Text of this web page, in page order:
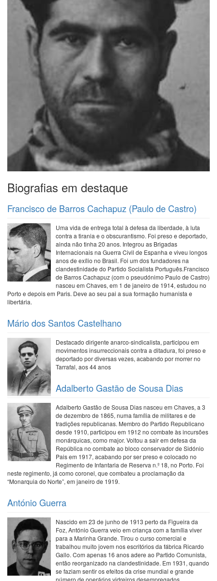
Biografias em destaque
Francisco de Barros Cachapuz (Paulo de Castro)
Uma vida de entrega total à defesa da liberdade, à luta
contra a tirania e o obscurantismo. Foi preso e deportado,
ainda não tinha 20 anos. Integrou as Brigadas
Internacionais na Guerra Civil de Espanha e viveu longos
anos de exílio no Brasil. Foi um dos fundadores na
clandestinidade do Partido Socialista Português.Francisco
de Barros Cachapuz (com o pseudónimo Paulo de Castro)
nasceu em Chaves, em 1 de janeiro de 1914, estudou no
Porto e depois em Paris. Deve ao seu pai a sua formação humanista e
libertária.
Mário dos Santos Castelhano
Destacado dirigente anarco-sindicalista, participou em
movimentos insurreccionais contra a ditadura, foi preso e
deportado por diversas vezes, acabando por morrer no
Tarrafal, aos 44 anos
Adalberto Gastão de Sousa Dias
Adalberto Gastão de Sousa Dias nasceu em Chaves, a 3
de dezembro de 1865, numa família de militares e de
tradições republicanas. Membro do Partido Republicano
desde 1910, participou em 1912 no combate às incursões
monárquicas, como major. Voltou a sair em defesa da
República no combate ao bloco conservador de Sidónio
Pais em 1917, acabando por ser preso e colocado no
Regimento de Infantaria de Reserva n.º 18, no Porto. Foi
neste regimento, já como coronel, que combateu a proclamação da
“Monarquia do Norte”, em janeiro de 1919.
António Guerra
Nascido em 23 de junho de 1913 perto da Figueira da
Foz, António Guerra veio em criança com a família viver
para a Marinha Grande. Tirou o curso comercial e
trabalhou muito jovem nos escritórios da fábrica Ricardo
Gallo. Com apenas 16 anos adere ao Partido Comunista,
então reorganizado na clandestinidade. Em 1931, quando
se faziam sentir os efeitos da crise mundial e grande
número de operários vidreiros desempregados